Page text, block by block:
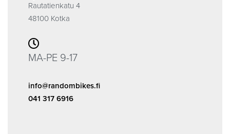
Rautatienkatu 4
48100 Kotka
MA-PE 9-17
info@randombikes.fi
041 317 6916